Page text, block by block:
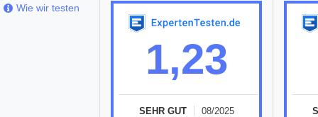
1,23
SEHR GUT 08/2025
Wie wir testen